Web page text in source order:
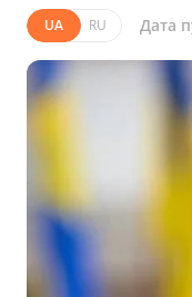
UA RU Дата